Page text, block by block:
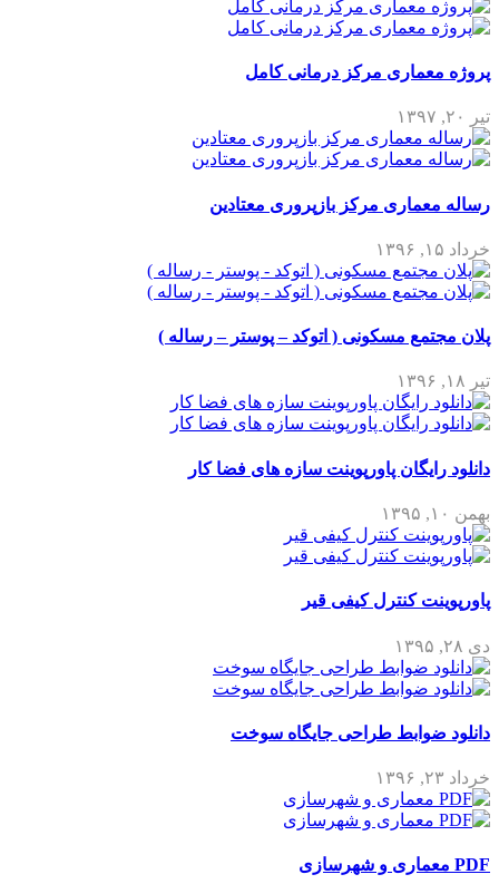
پروژه معماری مرکز درمانی کامل
تیر ۲۰, ۱۳۹۷
رساله معماری مرکز بازپروری معتادین
خرداد ۱۵, ۱۳۹۶
پلان مجتمع مسکونی ( اتوکد – پوستر – رساله )
تیر ۱۸, ۱۳۹۶
دانلود رایگان پاورپوینت سازه های فضا کار
بهمن ۱۰, ۱۳۹۵
پاورپوینت کنترل کیفی قیر
دی ۲۸, ۱۳۹۵
دانلود ضوابط طراحی جایگاه سوخت
خرداد ۲۳, ۱۳۹۶
PDF معماری و شهرسازی